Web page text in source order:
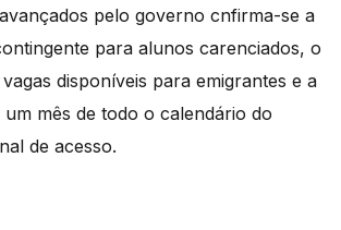
pelo governo cnfirma-se a
para alunos carenciados, o
disponíveis para emigrantes e a
mês de todo o calendário do
de acesso.